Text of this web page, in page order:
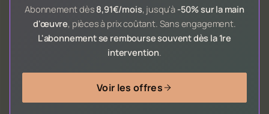
Abonnement dès 8,91€/mois, jusqu'à -50% sur la main
d'œuvre, pièces à prix coûtant. Sans engagement.
L'abonnement se rembourse souvent dès la 1re
intervention.
Voir les offres